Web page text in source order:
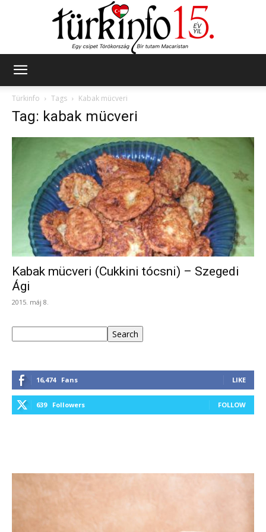
Türkinfo
Tags Kabak mücveri
Tag: kabak mücveri
Kabak mücveri (Cukkini tócsni) – Szegedi
Ági
2015. máj 8.
Search
16,474 Fans LIKE
639 Followers FOLLOW